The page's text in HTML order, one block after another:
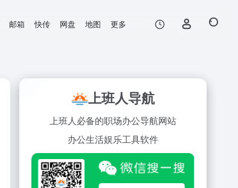
邮箱 快传 网盘 地图 更多
上班人导航
上班人必备的职场办公导航网站
办公生活娱乐工具软件